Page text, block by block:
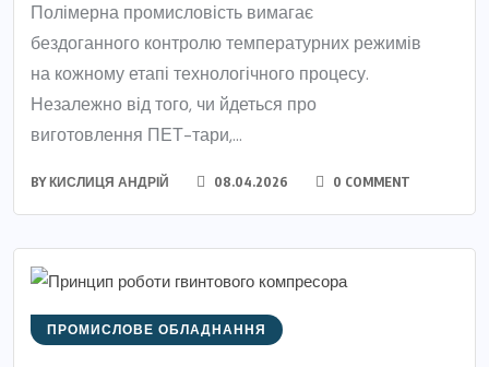
Полімерна промисловість вимагає
бездоганного контролю температурних режимів
на кожному етапі технологічного процесу.
Незалежно від того, чи йдеться про
виготовлення ПЕТ-тари,...
BYКИСЛИЦЯ АНДРІЙ 08.04.2026 0 COMMENT
ПРОМИСЛОВЕ ОБЛАДНАННЯ